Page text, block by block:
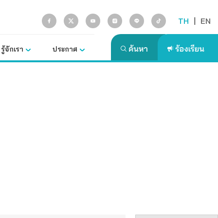
TH | EN
รู้จักเรา ประกาศ